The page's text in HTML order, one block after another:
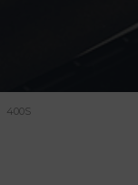
400S